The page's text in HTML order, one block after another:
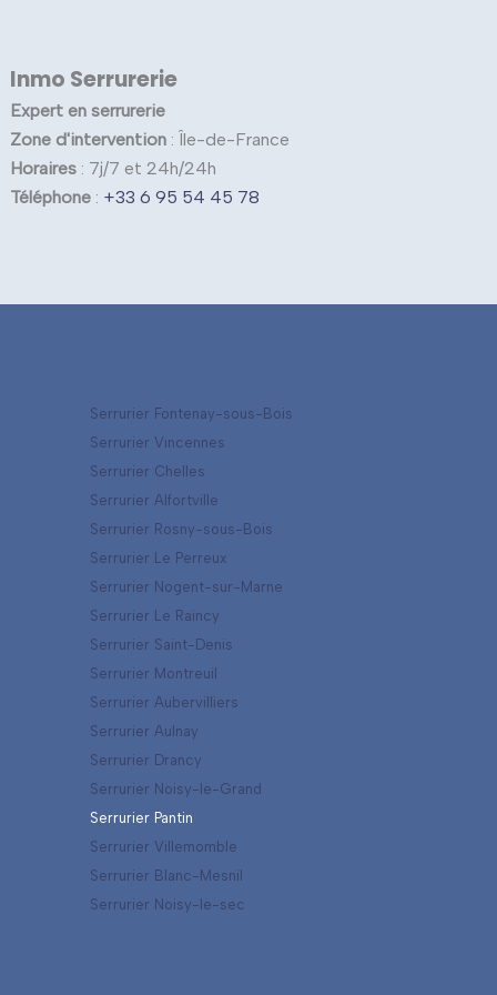
Inmo Serrurerie
Expert en serrurerie
Zone d'intervention : Île-de-France
Horaires : 7j/7 et 24h/24h
Téléphone : +33 6 95 54 45 78
Serrurier Fontenay-sous-Bois
Serrurier Vincennes
Serrurier Chelles
Serrurier Alfortville
Serrurier Rosny-sous-Bois
Serrurier Le Perreux
Serrurier Nogent-sur-Marne
Serrurier Le Raincy
Serrurier Saint-Denis
Serrurier Montreuil
Serrurier Aubervilliers
Serrurier Aulnay
Serrurier Drancy
Serrurier Noisy-le-Grand
Serrurier Pantin
Serrurier Villemomble
Serrurier Blanc-Mesnil
Serrurier Noisy-le-sec